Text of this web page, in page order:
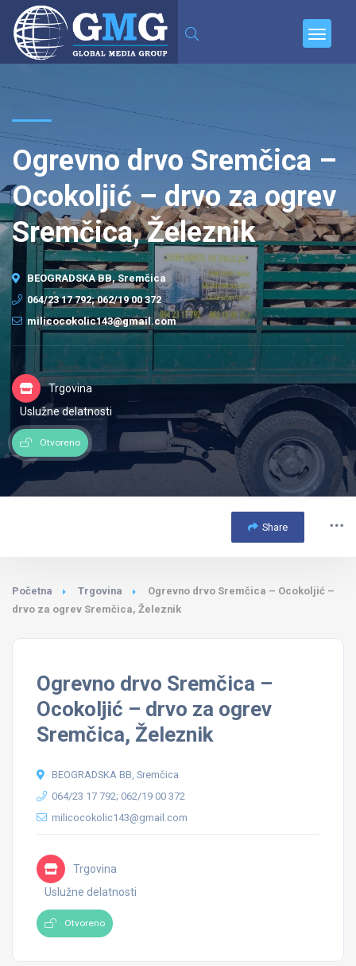
Ogrevno drvo Sremčica –
Ocokoljić – drvo za ogrev
Sremčica, Železnik
BEOGRADSKA BB, Sremčica
064/23 17 792; 062/19 00 372
milicocokolic143@gmail.com
Trgovina
Uslužne delatnosti
Otvoreno
Share
Početna Trgovina
Ogrevno drvo Sremčica – Ocokoljić –
drvo za ogrev Sremčica, Železnik
Ogrevno drvo Sremčica –
Ocokoljić – drvo za ogrev
Sremčica, Železnik
BEOGRADSKA BB, Sremčica
064/23 17 792; 062/19 00 372
milicocokolic143@gmail.com
Trgovina
Uslužne delatnosti
Otvoreno